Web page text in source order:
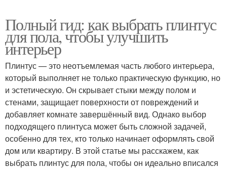
Полный гид: как выбрать плинтус
для пола, чтобы улучшить
интерьер
Плинтус — это неотъемлемая часть любого интерьера,
который выполняет не только практическую функцию, но
и эстетическую. Он скрывает стыки между полом и
стенами, защищает поверхности от повреждений и
добавляет комнате завершённый вид. Однако выбор
подходящего плинтуса может быть сложной задачей,
особенно для тех, кто только начинает оформлять свой
дом или квартиру. В этой статье мы расскажем, как
выбрать плинтус для пола, чтобы он идеально вписался